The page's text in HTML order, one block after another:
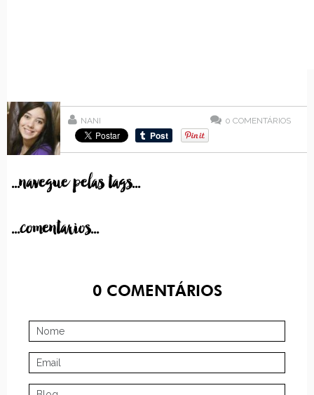
NANI 0 COMENTÁRIOS
...navegue pelas tags...
...comentarios...
0COMENTÁRIOS